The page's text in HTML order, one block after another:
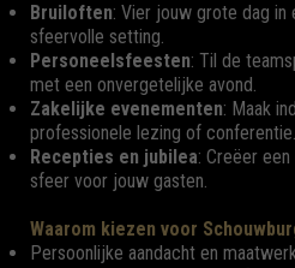
Bruiloften: Vier jouw grote dag in
sfeervolle setting.
Personeelsfeesten: Til de
met een onvergetelijke avond.
Zakelijke evenementen: Maak
professionele lezing of conferentie.
Recepties en jubilea: Creëer
sfeer voor jouw gasten.
Waarom kiezen voor
Persoonlijke aandacht en